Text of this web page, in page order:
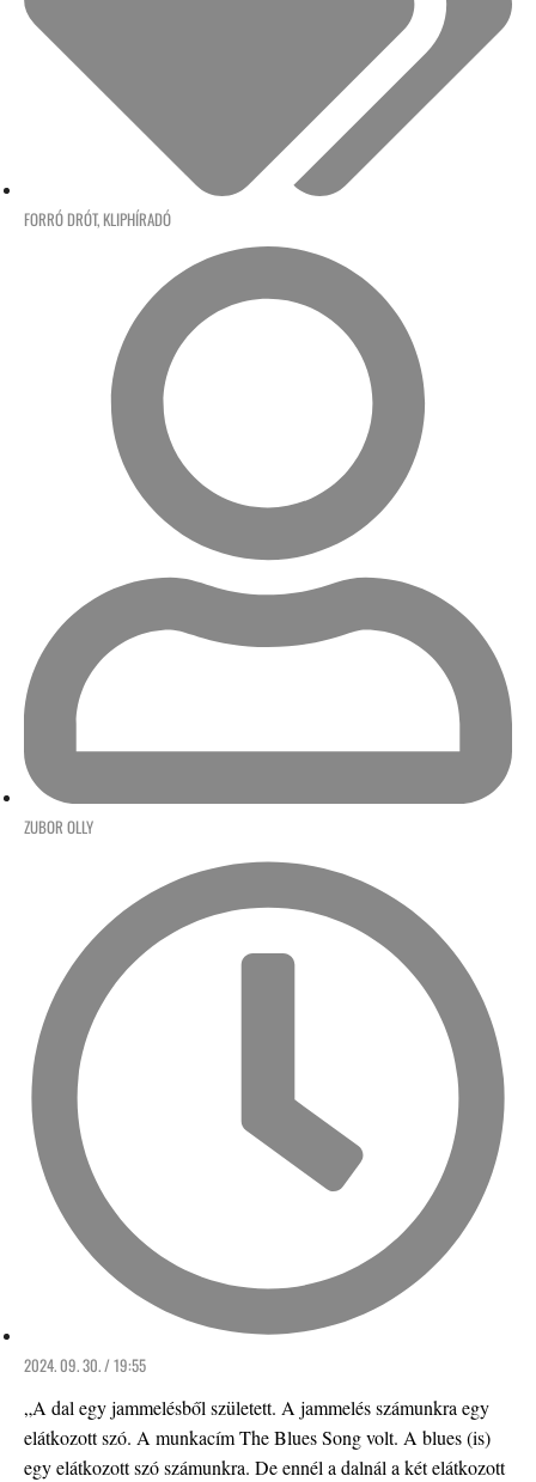
FORRÓ DRÓT, KLIPHÍRADÓ
ZUBOR OLLY
2024. 09. 30. / 19:55
„A dal egy jammelésből született. A jammelés számunkra egy
elátkozott szó. A munkacím The Blues Song volt. A blues (is)
egy elátkozott szó számunkra. De ennél a dalnál a két elátkozott